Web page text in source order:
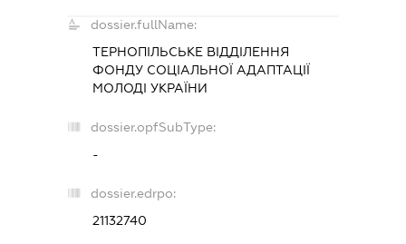
dossier.fullName:
ТЕРНОПІЛЬСЬКЕ ВІДДІЛЕННЯ
ФОНДУ СОЦІАЛЬНОЇ АДАПТАЦІЇ
МОЛОДІ УКРАЇНИ
dossier.opfSubType:
-
dossier.edrpo:
21132740